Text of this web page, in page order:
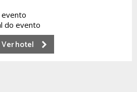
evento
do evento
Ver hotel